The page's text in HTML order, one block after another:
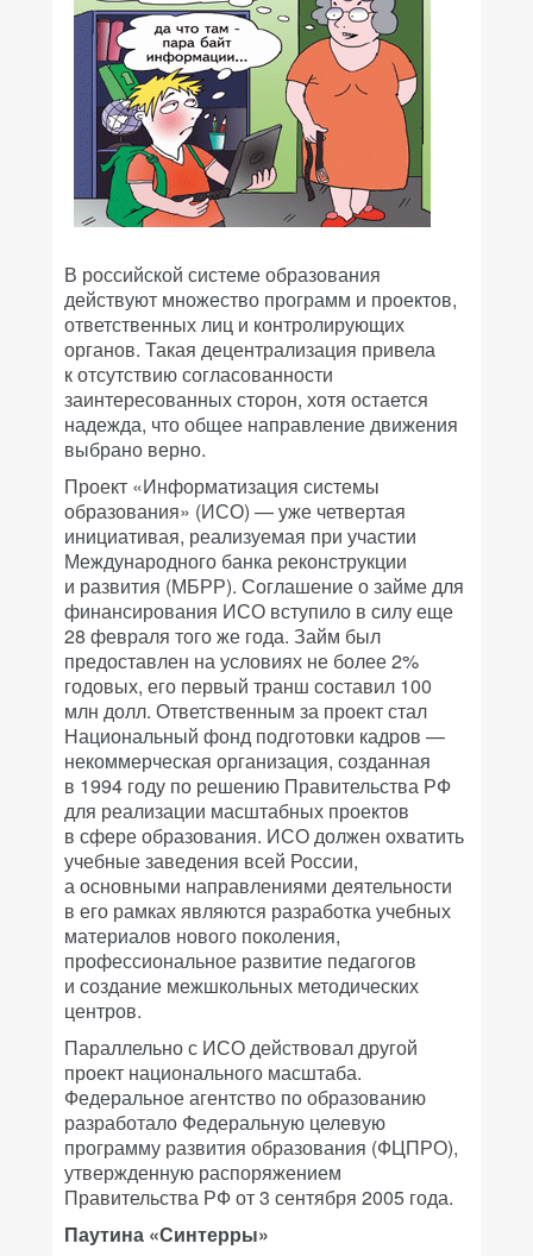
В российской системе образования
действуют множество программ и проектов,
ответственных лиц и контролирующих
органов. Такая децентрализация привела
к отсутствию согласованности
заинтересованных сторон, хотя остается
надежда, что общее направление движения
выбрано верно.
Проект «Информатизация системы
образования» (ИСО) — уже четвертая
инициативая, реализуемая при участии
Международного банка реконструкции
и развития (МБРР). Соглашение о займе для
финансирования ИСО вступило в силу еще
28 февраля того же года. Займ был
предоставлен на условиях не более 2%
годовых, его первый транш составил 100
млн долл. Ответственным за проект стал
Национальный фонд подготовки кадров —
некоммерческая организация, созданная
в 1994 году по решению Правительства РФ
для реализации масштабных проектов
в сфере образования. ИСО должен охватить
учебные заведения всей России,
а основными направлениями деятельности
в его рамках являются разработка учебных
материалов нового поколения,
профессиональное развитие педагогов
и создание межшкольных методических
центров.
Параллельно с ИСО действовал другой
проект национального масштаба.
Федеральное агентство по образованию
разработало Федеральную целевую
программу развития образования (ФЦПРО),
утвержденную распоряжением
Правительства РФ от 3 сентября 2005 года.
Паутина «Синтерры»